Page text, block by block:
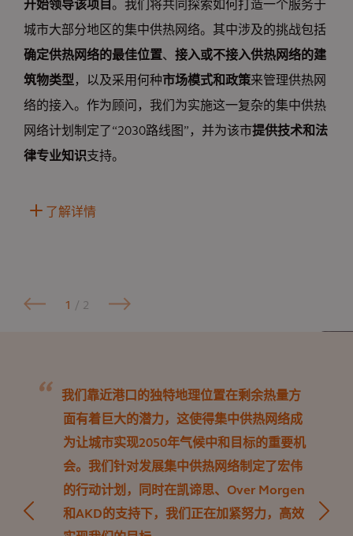
开始领导该项目 。我们将共同探索如何打造一个服务于
城市大部分地区的集中供热网络。其中涉及的挑战包括
确定供热网络的最佳位置、 接入或不接入供热网络的建
筑物类型，以及采用何种市场模式和政策来管理供热网
络的接入。作为顾问，我们为实施这一复杂的集中供热
网络计划制定了“2030路线图”，并为该市提供技术和法
律专业知识支持。
了解详情
1 / 2
我们靠近港口的独特地理位置在剩余热量方
面有着巨大的潜力，这使得集中供热网络成
为让城市实现2050年气候中和目标的重要机
会。我们针对发展集中供热网络制定了宏伟
的行动计划，同时在凯谛思、Over Morgen
和AKD的支持下，我们正在加紧努力，高效